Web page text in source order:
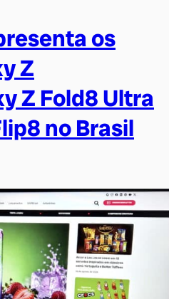
os
Z
Z Fold8 Ultra
no Brasil